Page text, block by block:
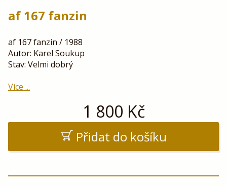
af 167 fanzin
af 167 fanzin / 1988
Autor: Karel Soukup
Stav: Velmi dobrý
Více ...
1 800 Kč
Přidat do košíku